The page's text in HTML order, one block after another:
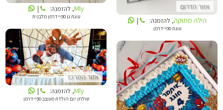
Mly, להזמנה: |
עוגת גן ספיידרמן מלבנית
אזור הדרום
הילה מתוקה, להזמנה: |
עוגת ספיידרמן
אזור המרכז
MLY
Mly, להזמנה: |
שולחן יום הולדת מעוצב ספיידרמן
הלנה מתוקים